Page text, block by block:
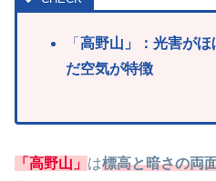
「高野山」：光害が
だ空気が特徴
「高野山」 は標高と暗さの両